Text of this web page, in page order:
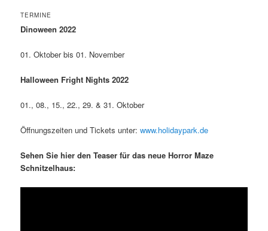
TERMINE
Dinoween 2022
01. Oktober bis 01. November
Halloween Fright Nights 2022
01., 08., 15., 22., 29. & 31. Oktober
Öffnungszeiten und Tickets unter:www.holidaypark.de
Sehen Sie hier den Teaser für das neue Horror Maze
Schnitzelhaus: